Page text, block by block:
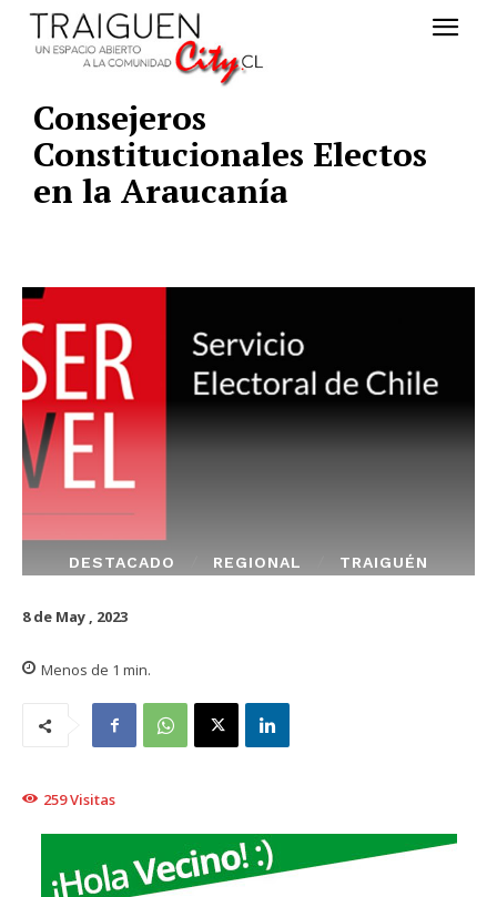
Consejeros
Constitucionales Electos
en la Araucanía
DESTACADO REGIONAL TRAIGUÉN
8 de May , 2023
Menos de 1 min.
259Visitas